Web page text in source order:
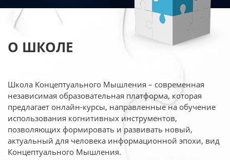
О ШКОЛЕ
Школа Концептуального Мышления – современная
независимая образовательная платформа, которая
предлагает онлайн-курсы, направленные на обучение
использования когнитивных инструментов,
позволяющих формировать и развивать новый,
актуальный для человека информационной эпохи, вид
Концептуального Мышления.